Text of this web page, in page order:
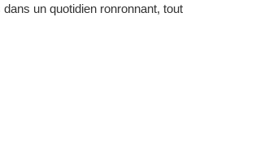
un quotidien ronronnant, tout